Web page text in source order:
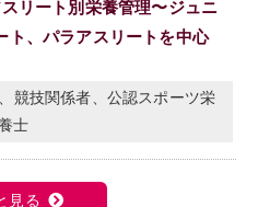
リート別栄養管理〜ジュニ
ト、パラアスリートを中心
競技関係者、公認スポーツ栄
士
見る